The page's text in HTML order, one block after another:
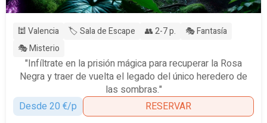
🕍 Valencia 🏷️ Sala de Escape 👥 2-7 p.
🎭 Fantasía
🎭 Misterio
"Infíltrate en la prisión mágica para recuperar la Rosa
Negra y traer de vuelta el legado del único heredero de
las sombras."
Desde 20 €/p
RESERVAR